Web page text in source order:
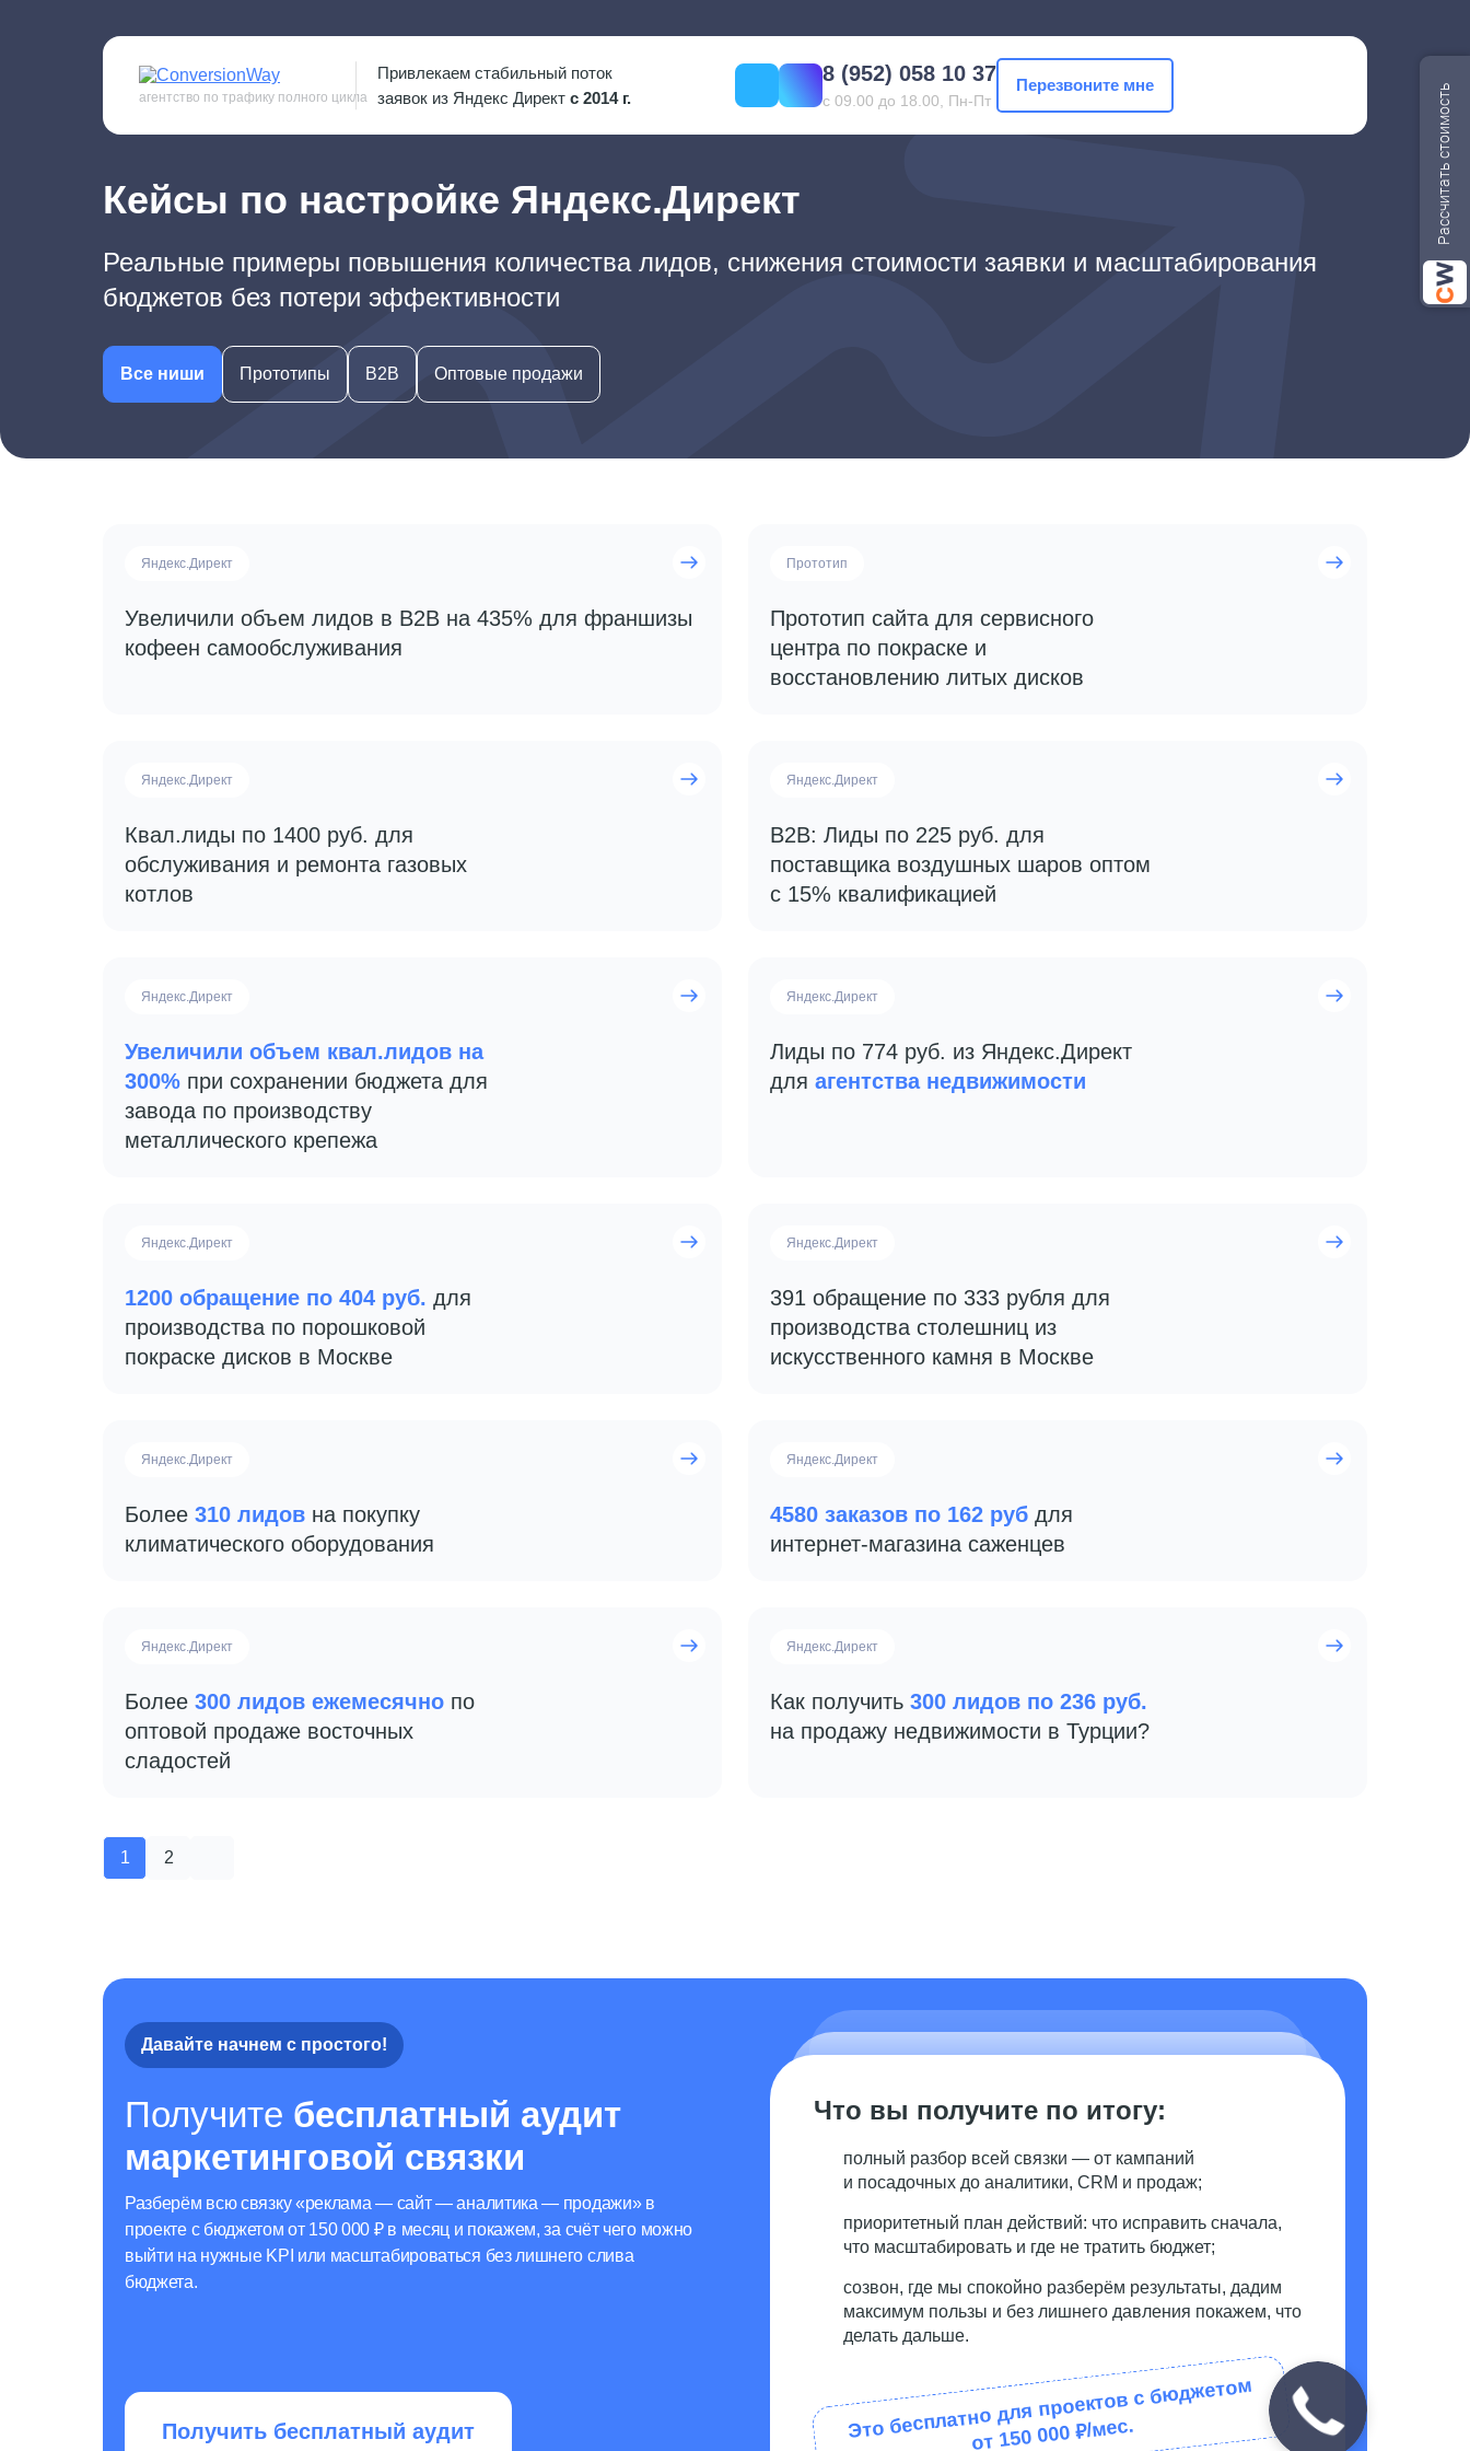
агентство по трафику полного цикла
Привлекаем стабильный поток
заявок из Яндекc Директ с 2014 г.
8 (952) 058 10 37
с 09.00 до 18.00, Пн-Пт
Перезвоните мне
Кейсы по настройке Яндекс.Директ
Реальные примеры повышения количества лидов, снижения стоимости заявки и масштабирования
бюджетов без потери эффективности
Все ниши Прототипы B2B Оптовые продажи
Яндекс.Директ
Увеличили объем лидов в B2B на 435% для франшизы
кофеен самообслуживания
Прототип
Прототип сайта для сервисного
центра по покраске и
восстановлению литых дисков
Яндекс.Директ
Квал.лиды по 1400 руб. для
обслуживания и ремонта газовых
котлов
Яндекс.Директ
B2B: Лиды по 225 руб. для
поставщика воздушных шаров оптом
с 15% квалификацией
Яндекс.Директ
Увеличили объем квал.лидов на
300% при сохранении бюджета для
завода по производству
металлического крепежа
Яндекс.Директ
Лиды по 774 руб. из Яндекс.Директ
для агентства недвижимости
Яндекс.Директ
1200 обращение по 404 руб. для
производства по порошковой
покраске дисков в Москве
Яндекс.Директ
391 обращение по 333 рубля для
производства столешниц из
искусственного камня в Москве
Яндекс.Директ
Более 310 лидов на покупку
климатического оборудования
Яндекс.Директ
4580 заказов по 162 руб для
интернет-магазина саженцев
Яндекс.Директ
Более 300 лидов ежемесячно по
оптовой продаже восточных
сладостей
Яндекс.Директ
Как получить 300 лидов по 236 руб.
на продажу недвижимости в Турции?
1 2
Давайте начнем с простого!
Получите бесплатный аудит
маркетинговой связки
Разберём всю связку «реклама — сайт — аналитика — продажи» в
проекте с бюджетом от 150 000 ₽ в месяц и покажем, за счёт чего можно
выйти на нужные KPI или масштабироваться без лишнего слива
бюджета.
Получить бесплатный аудит
Что вы получите по итогу:
полный разбор всей связки — от кампаний
и посадочных до аналитики, CRM и продаж;
приоритетный план действий: что исправить сначала,
что масштабировать и где не тратить бюджет;
созвон, где мы спокойно разберём результаты, дадим
максимум пользы и без лишнего давления покажем, что
делать дальше.
Это бесплатно для проектов с бюджетом
от 150 000 ₽/мес.
Рассчитать стоимость